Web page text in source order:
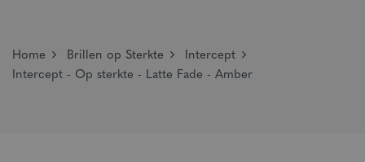
Home Brillen op Sterkte
Intercept
Intercept - Op sterkte - Latte Fade - Amber